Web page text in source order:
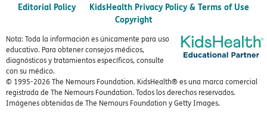
Editorial Policy
KidsHealth Privacy Policy & Terms of Use
Copyright
Nota: Toda la información es únicamente para uso
educativo. Para obtener consejos médicos,
diagnósticos y tratamientos específicos, consulte
con su médico.
© 1995-2026 The Nemours Foundation. KidsHealth® es una marca comercial
registrada de The Nemours Foundation. Todos los derechos reservados.
Imágenes obtenidas de The Nemours Foundation y Getty Images.